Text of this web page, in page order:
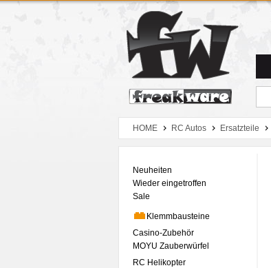
Zum Hauptmenue
Zum Seiteninhalt
Zum Warenkob
HOME RC Autos Ersatzteile
Neuheiten
Wieder eingetroffen
Sale
Klemmbausteine
Casino-Zubehör
MOYU Zauberwürfel
RC Helikopter